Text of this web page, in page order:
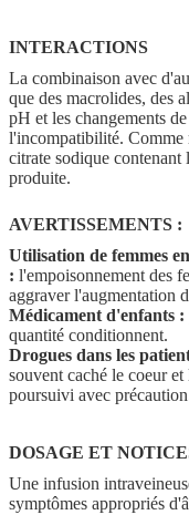
INTERACTIONS
La combinaison avec
que des macrolides, des
pH et les changements
l'incompatibilité. Comme
citrate sodique contenant
produite.
AVERTISSEMENTS :
Utilisation de femmes
: l'empoisonnement des
aggraver l'augmentation
Médicament d'enfants :
quantité conditionnent.
Drogues dans les
souvent caché le coeur
poursuivi avec
DOSAGE ET
Une infusion
symptômes appropriés